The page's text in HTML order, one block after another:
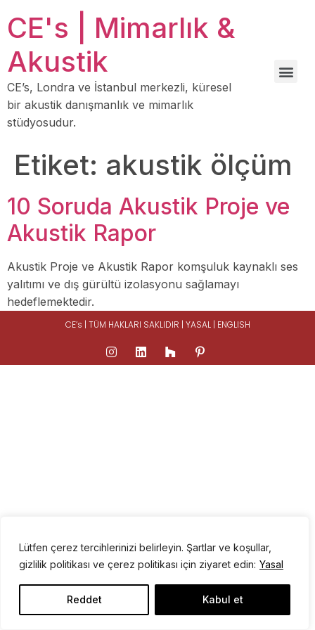
Lütfen çerez tercihlerinizi belirleyin. Şartlar ve koşullar,
gizlilik politikası ve çerez politikası için ziyaret edin: Yasal
Reddet Kabul et
CE's | Mimarlık &
Akustik
CE’s, Londra ve İstanbul merkezli, küresel
bir akustik danışmanlık ve mimarlık
stüdyosudur.
Etiket: akustik ölçüm
10 Soruda Akustik Proje ve
Akustik Rapor
Akustik Proje ve Akustik Rapor komşuluk kaynaklı ses
yalıtımı ve dış gürültü izolasyonu sağlamayı
hedeflemektedir.
CE’s | TÜM HAKLARI SAKLIDIR | YASAL | ENGLISH